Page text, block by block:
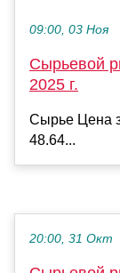
09:00, 03 Ноя
Сырьевой
2025 г.
Сырье Цена
48.64...
20:00, 31 Окт